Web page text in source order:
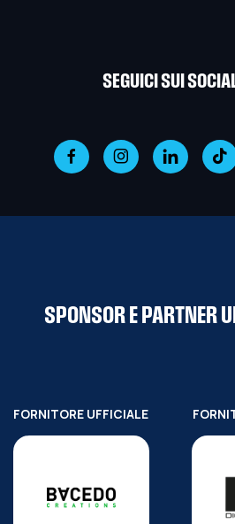
SEGUICI SUI
SPONSOR E PARTNER
FORNITORE UFFICIALE